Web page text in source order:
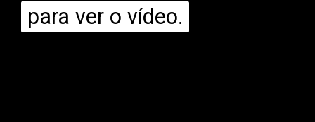
para ver o vídeo.
para ver o vídeo.